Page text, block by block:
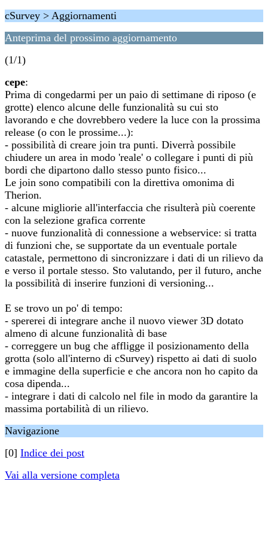
cSurvey > Aggiornamenti
Anteprima del prossimo aggiornamento
(1/1)
cepe:
Prima di congedarmi per un paio di settimane di riposo (e
grotte) elenco alcune delle funzionalità su cui sto
lavorando e che dovrebbero vedere la luce con la prossima
release (o con le prossime...):
- possibilità di creare join tra punti. Diverrà possibile
chiudere un area in modo 'reale' o collegare i punti di più
bordi che dipartono dallo stesso punto fisico...
Le join sono compatibili con la direttiva omonima di
Therion.
- alcune migliorie all'interfaccia che risulterà più coerente
con la selezione grafica corrente
- nuove funzionalità di connessione a webservice: si tratta
di funzioni che, se supportate da un eventuale portale
catastale, permettono di sincronizzare i dati di un rilievo da
e verso il portale stesso. Sto valutando, per il futuro, anche
la possibilità di inserire funzioni di versioning...
E se trovo un po' di tempo:
- spererei di integrare anche il nuovo viewer 3D dotato
almeno di alcune funzionalità di base
- correggere un bug che affligge il posizionamento della
grotta (solo all'interno di cSurvey) rispetto ai dati di suolo
e immagine della superficie e che ancora non ho capito da
cosa dipenda...
- integrare i dati di calcolo nel file in modo da garantire la
massima portabilità di un rilievo.
Navigazione
[0] Indice dei post
Vai alla versione completa